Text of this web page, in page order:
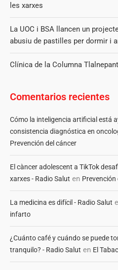
les xarxes
La UOC i BSA llancen un
abusiu de pastilles per dormir i
Clínica de la Columna
Comentarios recientes
Cómo la inteligencia artificial está
consistencia diagnóstica en
Prevención del cáncer
El càncer adolescent a TikTok
xarxes - Radio Salut en Prevención
La medicina es difícil - Radio Salut
infarto
¿Cuánto café y cuándo se puede
tranquilo? - Radio Salut en El